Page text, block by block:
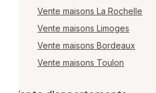
Vente maisons La Rochelle
Vente maisons Limoges
Vente maisons Bordeaux
Vente maisons Toulon